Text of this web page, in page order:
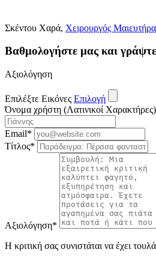
Σκέντου Χαρά, Χειρουργός
Βαθμολογήστε μας και
Αξιολόγηση
Επιλέξτε Εικόνες Επιλογή
Όνομα χρήστη (Λατινικοί Χαρακτήρες)
Email*
Τίτλος*
Αξιολόγηση*
Η κριτική σας συνιστάται να έχει